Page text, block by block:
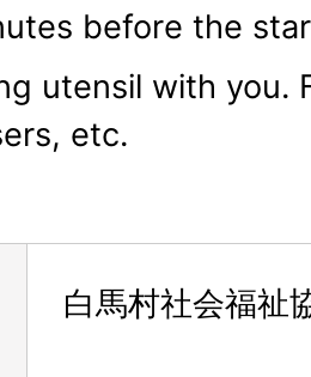
before the
utensil with you.
etc.
白馬村社会福祉